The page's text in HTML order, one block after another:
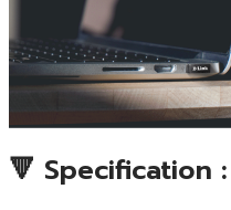
🔻 Specification :